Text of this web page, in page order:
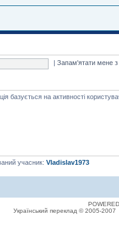
|Запам'ятати мене
базується на активності
учасник: Vladislav1973
Український переклад © 2005-2007